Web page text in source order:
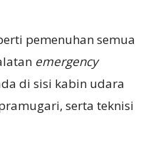
pemenuhan semua
emergency
di sisi kabin udara
serta teknisi